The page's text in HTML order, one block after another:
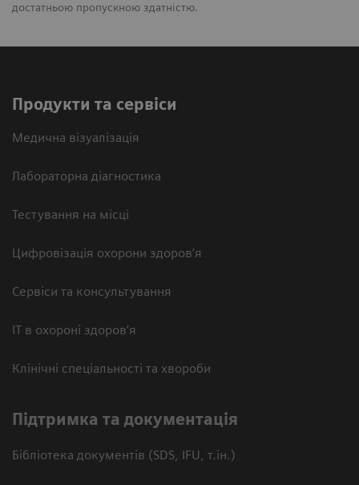
достатньою пропускною здатністю.
Продукти та сервіси
Медична візуалізація
Лабораторна діагностика
Тестування на місці
Цифровізація охорони здоров’я
Сервіси та консультування
ІТ в охороні здоров’я
Клінічні спеціальності та хвороби
Підтримка та документація
Бібліотека документів (SDS, IFU, т.ін.)